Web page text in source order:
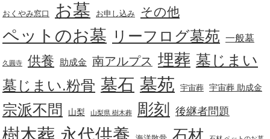
おくやみ窓口 お墓 お申し込み その他
ペットのお墓 リーフログ墓苑 一般墓
久圓寺 供養 助成金 南アルプス 埋葬 墓じまい
墓じまい.粉骨 墓石 墓苑 宇宙葬 宇宙葬 助成金
宗派不問 山梨 山梨県 樹木葬 彫刻 後継者問題
樹木葬 永代供養 石材